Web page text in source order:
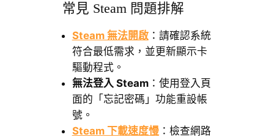
常見 Steam 問題排解
Steam 無法開啟：請確認系統
符合最低需求，並更新顯示卡
驅動程式。
無法登入 Steam：使用登入頁
面的「忘記密碼」功能重設帳
號。
Steam 下載速度慢：檢查網路